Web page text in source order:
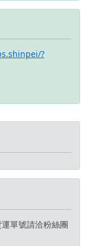
，可減少換擋
筒鞋有助於避
脫落。鞋底採
外側及腳跟有
普司
僅供參考且螢
為主。 ---------
?
單號請洽粉絲團